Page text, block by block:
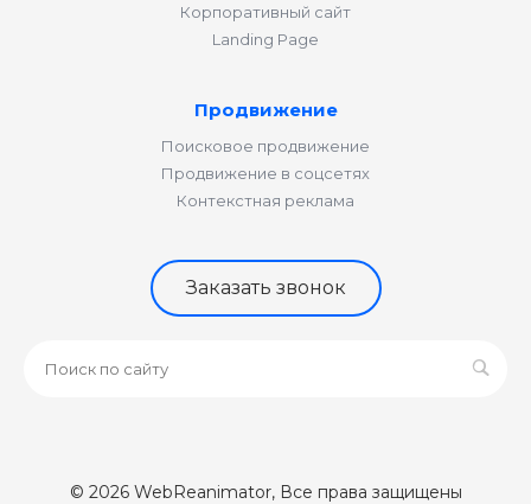
Корпоративный сайт
Landing Page
Продвижение
Поисковое продвижение
Продвижение в соцсетях
Контекстная реклама
Заказать звонок
© 2026 WebReanimator, Все права защищены